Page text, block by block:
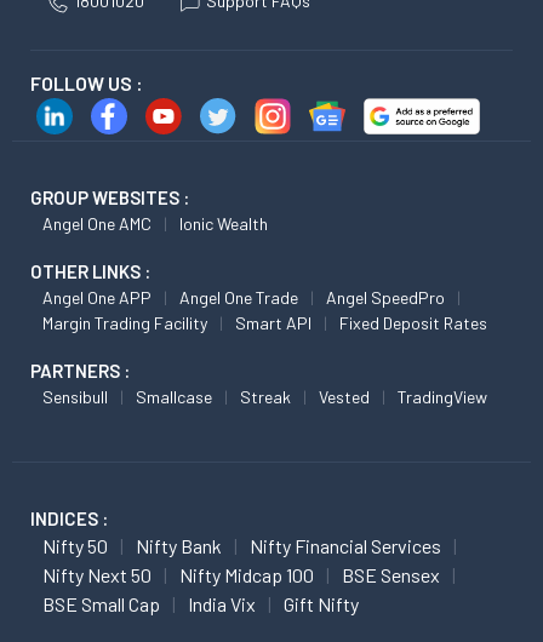
FOLLOW US :
GROUP WEBSITES :
Angel One AMC Ionic Wealth
OTHER LINKS :
Angel One APP Angel One Trade
Angel SpeedPro
Margin Trading Facility
Smart API Fixed Deposit Rates
PARTNERS :
Sensibull Smallcase Streak Vested TradingView
INDICES :
Nifty 50 Nifty Bank
Nifty Financial Services
Nifty Next 50
Nifty Midcap 100
BSE Sensex
BSE Small Cap
India Vix Gift Nifty